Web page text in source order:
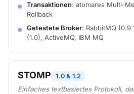
Transaktionen: atomares Multi-
Rollback
Getestete Broker: RabbitMQ
(1.0), ActiveMQ, IBM MQ
STOMP 1.0 & 1.2
Einfaches textbasiertes Protokoll,